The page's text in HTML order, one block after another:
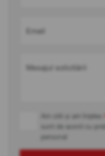
Email
Mesajul solicitării
Am citit și am înțeles
sunt de acord cu
personal